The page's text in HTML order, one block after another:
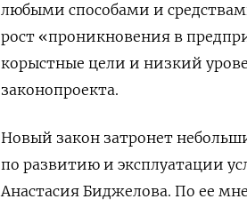
любыми способами и
рост «проникновения в
корыстные цели и низкий
законопроекта.
Новый закон затронет
по развитию и эксплуатации
Анастасия Биджелова. По ее